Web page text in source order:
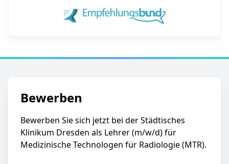
Bewerben
Bewerben Sie sich jetzt bei der Städtisches
Klinikum Dresden als Lehrer (m/w/d) für
Medizinische Technologen für Radiologie (MTR).